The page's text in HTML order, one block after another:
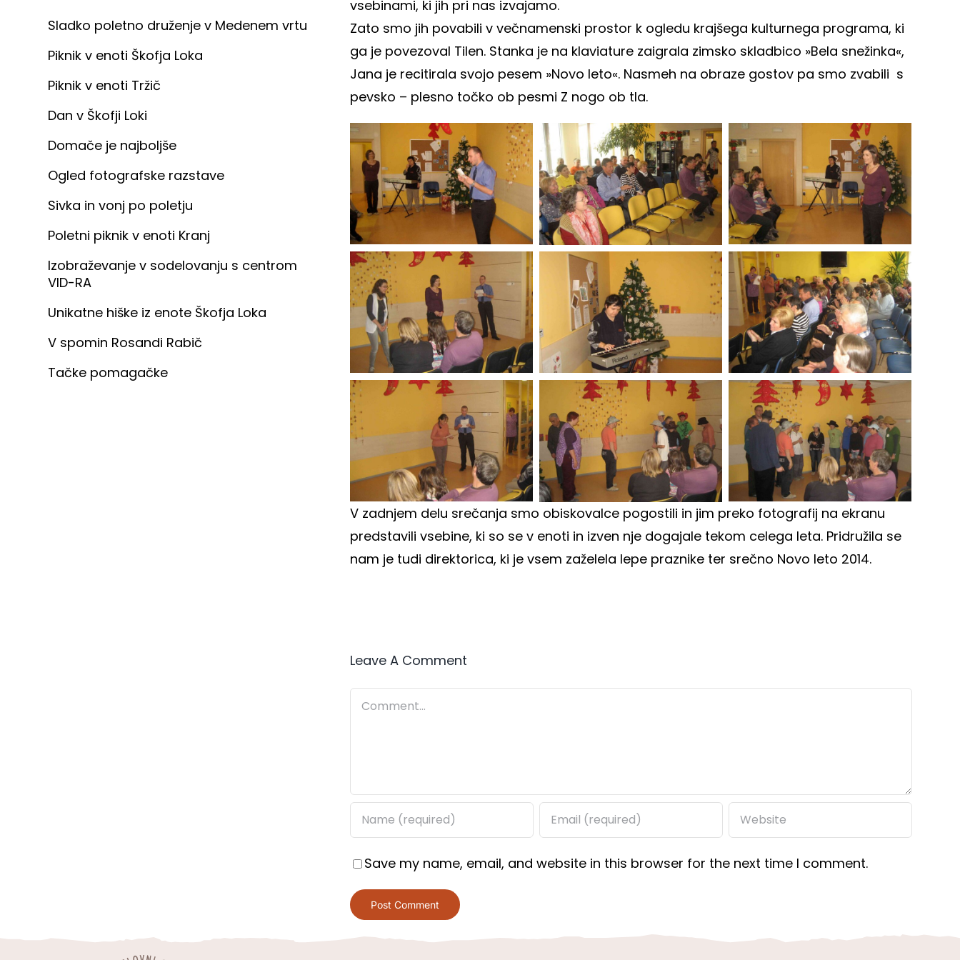
Sladko poletno druženje v Medenem vrtu
Piknik v enoti Škofja Loka
Piknik v enoti Tržič
Dan v Škofji Loki
Domače je najboljše
Ogled fotografske razstave
Sivka in vonj po poletju
Poletni piknik v enoti Kranj
Izobraževanje v sodelovanju s centrom
VID-RA
Unikatne hiške iz enote Škofja Loka
V spomin Rosandi Rabič
Tačke pomagačke
vsebinami, ki jih pri nas izvajamo.
Zato smo jih povabili v večnamenski prostor k ogledu krajšega kulturnega programa, ki
ga je povezoval Tilen. Stanka je na klaviature zaigrala zimsko skladbico »Bela snežinka«,
Jana je recitirala svojo pesem »Novo leto«. Nasmeh na obraze gostov pa smo zvabili s
pevsko – plesno točko ob pesmi Z nogo ob tla.
V zadnjem delu srečanja smo obiskovalce pogostili in jim preko fotografij na ekranu
predstavili vsebine, ki so se v enoti in izven nje dogajale tekom celega leta. Pridružila se
nam je tudi direktorica, ki je vsem zaželela lepe praznike ter srečno Novo leto 2014.
Leave A Comment
Comment
Save my name, email, and website in this browser for the next time I comment.